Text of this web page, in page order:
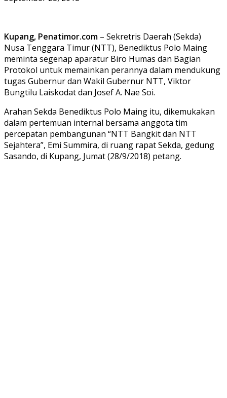
Kupang, Penatimor.com – Sekretris Daerah (Sekda)
Nusa Tenggara Timur (NTT), Benediktus Polo Maing
meminta segenap aparatur Biro Humas dan Bagian
Protokol untuk memainkan perannya dalam mendukung
tugas Gubernur dan Wakil Gubernur NTT, Viktor
Bungtilu Laiskodat dan Josef A. Nae Soi.
Arahan Sekda Benediktus Polo Maing itu, dikemukakan
dalam pertemuan internal bersama anggota tim
percepatan pembangunan “NTT Bangkit dan NTT
Sejahtera”, Emi Summira, di ruang rapat Sekda, gedung
Sasando, di Kupang, Jumat (28/9/2018) petang.